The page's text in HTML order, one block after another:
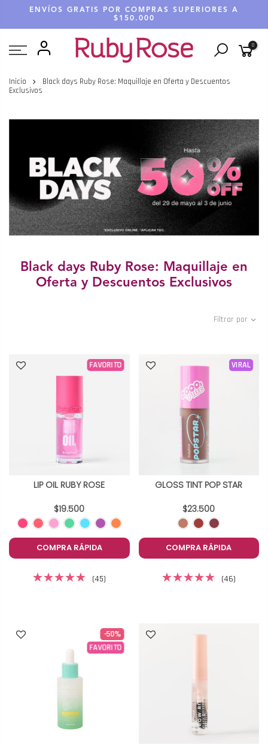
ENVÍOS GRATIS POR COMPRAS SUPERIORES A
$150.000
0
Inicio
Black days Ruby Rose: Maquillaje en Oferta y Descuentos
Exclusivos
Black days Ruby Rose: Maquillaje en
Oferta y Descuentos Exclusivos
Filtrar por
FAVORITO
LIP OIL RUBY ROSE
$19.500
COMPRA RÁPIDA
(45)
VIRAL
GLOSS TINT POP STAR
$23.500
COMPRA RÁPIDA
(46)
-50%
FAVORITO